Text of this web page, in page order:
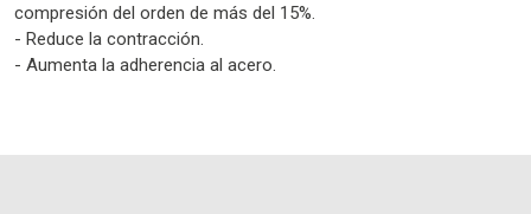
compresión del orden de más del 15%.
- Reduce la contracción.
- Aumenta la adherencia al acero.